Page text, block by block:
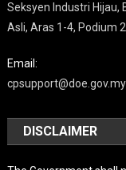
Seksyen Industri Hijau,
Asli, Aras 1-4, Podium
Email:
cpsupport@doe.gov.my
DISCLAIMER